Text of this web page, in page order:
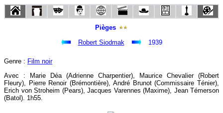
Pièges
Robert Siodmak
1939
Genre : Film noir
Avec : Marie Déa (Adrienne Charpentier), Maurice Chevalier (Robert
Fleury), Pierre Renoir (Brémontière), André Brunot (Commissaire Ténier),
Erich von Stroheim (Pears), Jacques Varennes (Maxime), Jean Témerson
(Batol). 1h55.